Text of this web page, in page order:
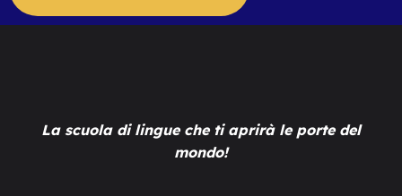
La scuola di lingue che ti aprirà le porte del
mondo!